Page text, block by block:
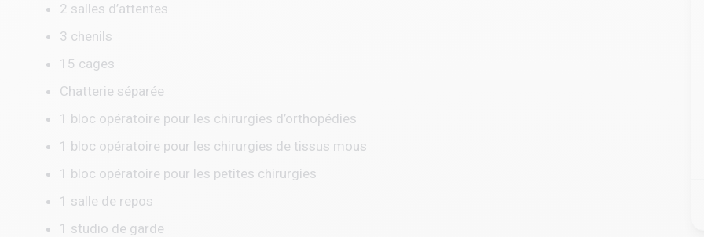
2 salles d’attentes
3 chenils
15 cages
Chatterie séparée
1 bloc opératoire pour les chirurgies d’orthopédies
1 bloc opératoire pour les chirurgies de tissus mous
1 bloc opératoire pour les petites chirurgies
1 salle de repos
1 studio de garde